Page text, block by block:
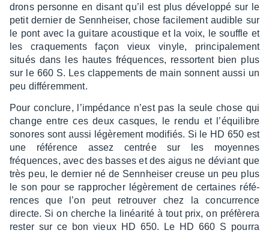
drons personne en disant qu’il est plus déve­loppé sur le
petit dernier de Senn­hei­ser, chose faci­le­ment audible sur
le pont avec la guitare acous­tique et la voix, le souffle et
les craque­ments façon vieux vinyle, prin­ci­pa­le­ment
situés dans les hautes fréquences, ressortent bien plus
sur le 660 S. Les clap­pe­ments de main sonnent aussi un
peu diffé­rem­ment.
Pour conclure, l’im­pé­dance n’est pas la seule chose qui
change entre ces deux casques, le rendu et l’équi­libre
sonores sont aussi légè­re­ment modi­fiés. Si le HD 650 est
une réfé­rence assez centrée sur les moyennes
fréquences, avec des basses et des aigus ne déviant que
très peu, le dernier né de Senn­hei­ser creuse un peu plus
le son pour se rappro­cher légè­re­ment de certaines réfé­
rences que l’on peut retrou­ver chez la concur­rence
directe. Si on cherche la linéa­rité à tout prix, on préfè­rera
rester sur ce bon vieux HD 650. Le HD 660 S pourra